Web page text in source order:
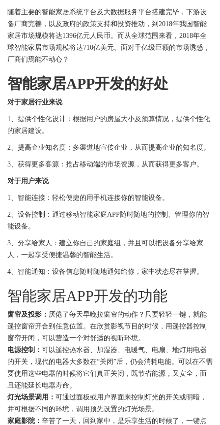
随着主要的智能家居系统平台及大数据服务平台搭建完毕，下游设
备厂商完善，以及政府的政策支持和投资推动，到2018年我国智能
家居市场规模将达1396亿元人民币。而从全球范围来看，2018年全
球智能家居市场规模将达710亿美元。面对千亿级巨额的市场诱惑，
厂商们焉能不动心？
智能家居APP开发的好处
对于家居行业来说
1、提供个性化设计：根据用户的房屋大小及预算情况，提供个性化
的家居建设。
2、提高企业知名度：多渠道地宣传企业，从而提高企业的知名度。
3、获得更多客源：抢占移动端的市场资源，从而获得更多客户。
对于用户来说
1、智能连接：轻松便捷的用手机连接你的智能设备。
2、设备控制：通过移动智能家庭APP随时随地的控制、管理你的智
能设备。
3、分享给家人：建立你自己的家庭组，并且可以把设备分享给家
人，一起享受便捷温馨的智能生活。
4、智能通知：设备信息随时随地通知给你，家中状态尽在掌握。
智能家居APP开发的功能
窗帘及投影： 厌倦了每天早晚拉窗帘的动作？只要轻轻一键，就能
遥控窗帘开合到任意位置。在欣赏影视节目的时候，用遥控器控制
窗帘开闭，可以营造一个对舒适的视听环境。
电源控制： 可以遥控热水器、加湿器、电暖气、电扇、地灯用电器
的开关，现代的电器大多数在“关闭”后，仍会消耗电能。可以在不需
要使用这些电器的时候将它们真正关闭，既节省能源，又安全，而
且还能延长电器寿命。
灯光场景调用： 可通过面板或用户界面来控制灯光的开关或明暗，
并可根据不同的环境，调用预先设置的灯光场景。
家庭影院： 辛苦了一天，回到家中，是乐享生活的时候了，一键点